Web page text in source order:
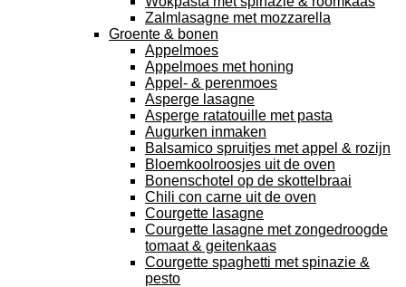
Zalmlasagne met mozzarella
Groente & bonen
Appelmoes
Appelmoes met honing
Appel- & perenmoes
Asperge lasagne
Asperge ratatouille met pasta
Augurken inmaken
Balsamico spruitjes met appel & rozijn
Bloemkoolroosjes uit de oven
Bonenschotel op de skottelbraai
Chili con carne uit de oven
Courgette lasagne
Courgette lasagne met zongedroogde
tomaat & geitenkaas
Courgette spaghetti met spinazie &
pesto